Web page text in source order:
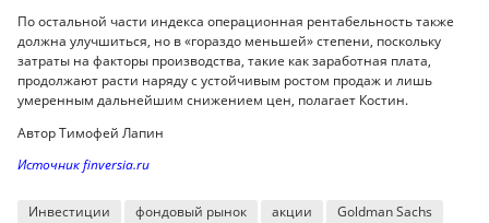
По остальной части индекса операционная рентабельность также
должна улучшиться, но в «гораздо меньшей» степени, поскольку
затраты на факторы производства, такие как заработная плата,
продолжают расти наряду с устойчивым ростом продаж и лишь
умеренным дальнейшим снижением цен, полагает Костин.
Автор Тимофей Лапин
Источник finversia.ru
Инвестиции фондовый рынок акции Goldman Sachs